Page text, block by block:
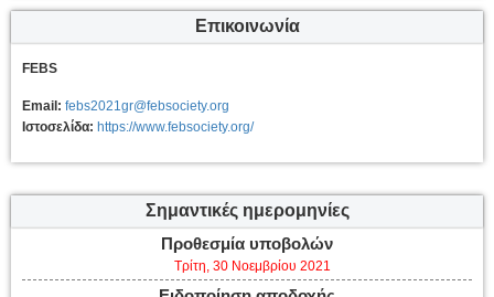
Επικοινωνία
FEBS
Email: febs2021gr@febsociety.org
Ιστοσελίδα: https://www.febsociety.org/
Σημαντικές ημερομηνίες
Προθεσμία υποβολών
Τρίτη, 30 Νοεμβρίου 2021